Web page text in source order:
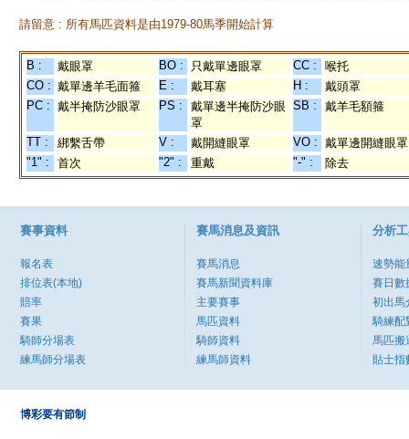
請留意 : 所有馬匹資料是由1979-80馬季開始計算
B : 戴眼罩 BO : 只戴單邊眼罩 CC :
喉托
CO : 戴單邊羊毛面箍 E : 戴耳塞 H :
戴頭罩
PC : 戴半掩防沙眼罩 PS :
戴單邊半掩防沙眼
罩
SB : 戴羊毛額箍
TT : 綁繫舌帶 V : 戴開縫眼罩 VO : 戴單邊開縫眼罩
"1" :
首次 "2" : 重戴 "-" : 除去
賽事資料
報名表
排位表(本地)
賠率
賽果
騎師分場表
練馬師分場表
賽馬消息及資訊
賽馬消息
賽馬新聞資料庫
主要賽事
馬匹資料
騎師資料
練馬師資料
分析
速勢能
賽日數
初出馬
騎練配
馬匹搬
貼士指
博彩要有節制